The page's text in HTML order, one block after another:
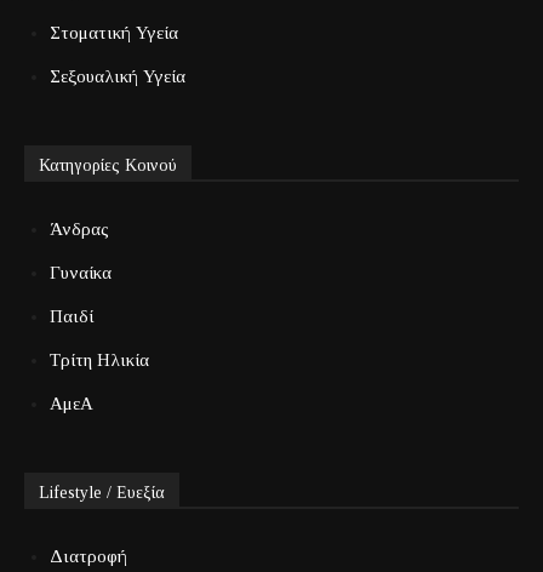
Στοματική Υγεία
Σεξουαλική Υγεία
Κατηγορίες Κοινού
Άνδρας
Γυναίκα
Παιδί
Τρίτη Ηλικία
ΑμεΑ
Lifestyle / Ευεξία
Διατροφή